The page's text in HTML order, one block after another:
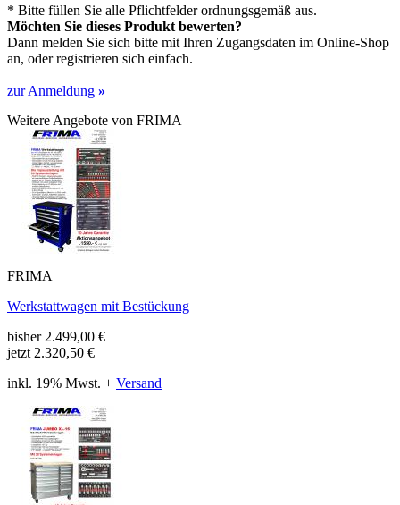
* Bitte füllen Sie alle Pflichtfelder ordnungsgemäß aus.
Möchten Sie dieses Produkt bewerten?
Dann melden Sie sich bitte mit Ihren Zugangsdaten im Online-Shop
an, oder registrieren sich einfach.
zur Anmeldung »
Weitere Angebote von FRIMA
FRIMA
Werkstattwagen mit Bestückung
bisher 2.499,00 €
jetzt 2.320,50 €
inkl. 19% Mwst. + Versand